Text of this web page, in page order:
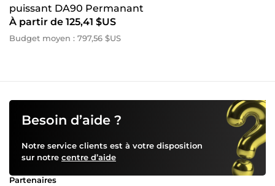
puissant DA90 Permanant
À partir de 125,41 $US
Budget moyen : 797,56 $US
Besoin d’aide ?
Notre service clients est à votre disposition
sur notre centre d’aide
Partenaires